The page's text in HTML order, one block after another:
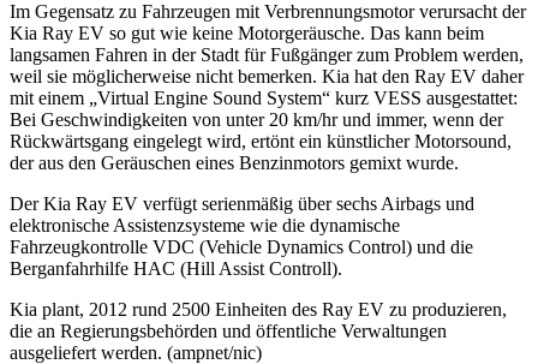
Im Gegensatz zu Fahrzeugen mit Verbrennungsmotor verursacht der
Kia Ray EV so gut wie keine Motorgeräusche. Das kann beim
langsamen Fahren in der Stadt für Fußgänger zum Problem werden,
weil sie möglicherweise nicht bemerken. Kia hat den Ray EV daher
mit einem „Virtual Engine Sound System“ kurz VESS ausgestattet:
Bei Geschwindigkeiten von unter 20 km/hr und immer, wenn der
Rückwärtsgang eingelegt wird, ertönt ein künstlicher Motorsound,
der aus den Geräuschen eines Benzinmotors gemixt wurde.
Der Kia Ray EV verfügt serienmäßig über sechs Airbags und
elektronische Assistenzsysteme wie die dynamische
Fahrzeugkontrolle VDC (Vehicle Dynamics Control) und die
Berganfahrhilfe HAC (Hill Assist Controll).
Kia plant, 2012 rund 2500 Einheiten des Ray EV zu produzieren,
die an Regierungsbehörden und öffentliche Verwaltungen
ausgeliefert werden. (ampnet/nic)